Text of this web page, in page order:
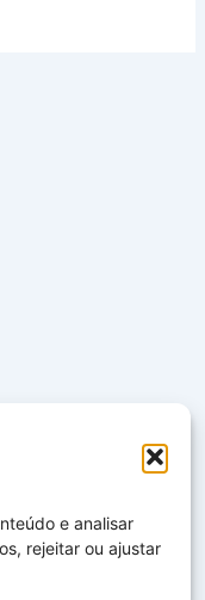
e analisar
rejeitar ou ajustar